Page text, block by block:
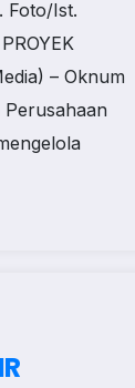
Foto/Ist.
– Oknum